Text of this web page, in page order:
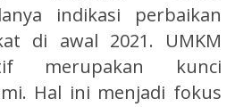
indikasi perbaikan
di awal 2021. UMKM
merupakan kunci
Hal ini menjadi fokus